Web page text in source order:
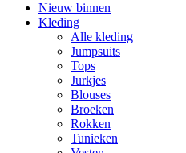
Nieuw binnen
Kleding
Alle kleding
Jumpsuits
Tops
Jurkjes
Blouses
Broeken
Rokken
Tunieken